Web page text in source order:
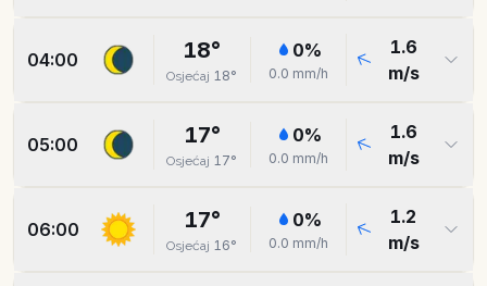
04:00 18°
Osjećaj 18°
0%
0.0 mm/h
1.6
m/s
05:00 17°
Osjećaj 17°
0%
0.0 mm/h
1.6
m/s
06:00 17°
Osjećaj 16°
0%
0.0 mm/h
1.2
m/s